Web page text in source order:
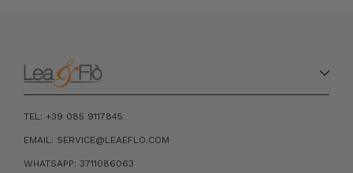
TEL: +39 085 9117845
EMAIL: SERVICE@LEAEFLO.COM
WHATSAPP: 3711086063